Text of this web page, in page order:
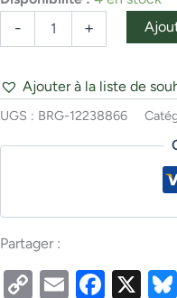
- +
Ajouter à la liste de
UGS : BRG-12238866
Partager :
CopyEmail X